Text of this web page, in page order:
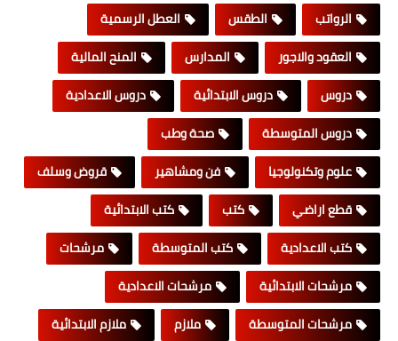
الرواتب
الطقس
العطل الرسمية
العقود والاجور
المدارس
المنح المالية
دروس
دروس الابتدائية
دروس الاعدادية
دروس المتوسطة
صحة وطب
علوم وتكنولوجيا
فن ومشاهير
قروض وسلف
قطع اراضي
كتب
كتب الابتدائية
كتب الاعدادية
كتب المتوسطة
مرشحات
مرشحات الابتدائية
مرشحات الاعدادية
مرشحات المتوسطة
ملازم
ملازم الابتدائية